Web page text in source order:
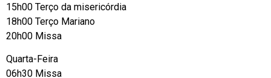
15h00 Terço da misericórdia
18h00 Terço Mariano
20h00 Missa
Quarta-Feira
06h30 Missa